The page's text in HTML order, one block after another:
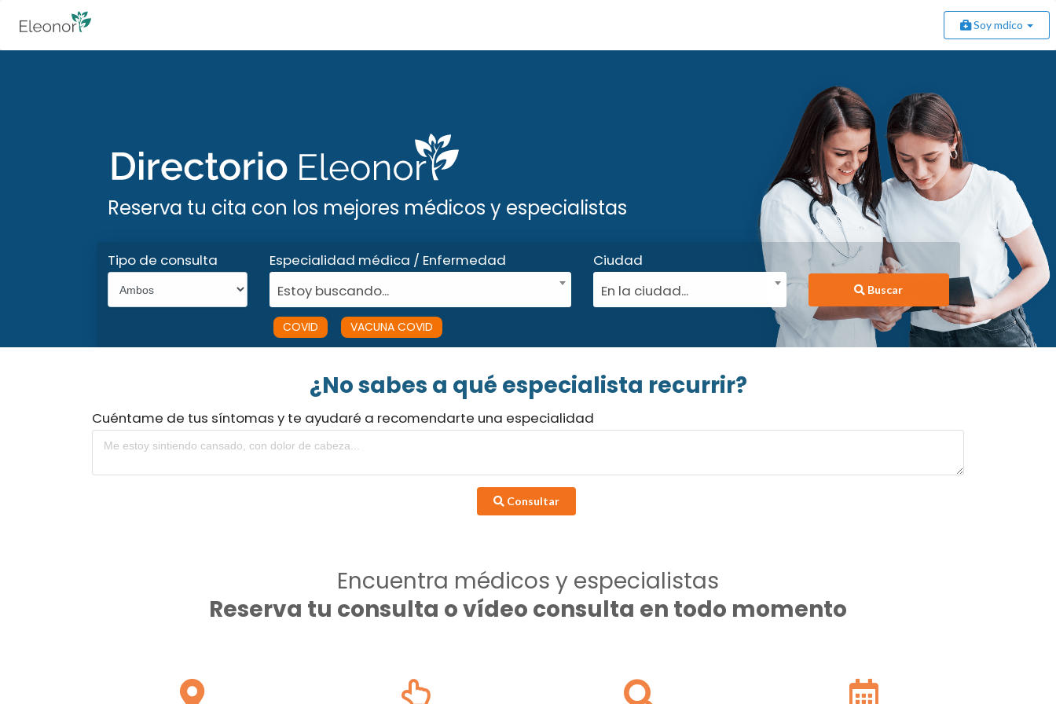
Soy mdico
Reserva tu cita con los mejores médicos y especialistas
Tipo de consulta
Especialidad médica / Enfermedad
Estoy buscando...
COVID VACUNA COVID
Ciudad
En la ciudad...
Buscar
¿No sabes a qué especialista recurrir?
Cuéntame de tus síntomas y te ayudaré a recomendarte una especialidad
Consultar
Encuentra médicos y especialistas
Reserva tu consulta o vídeo consulta en todo momento